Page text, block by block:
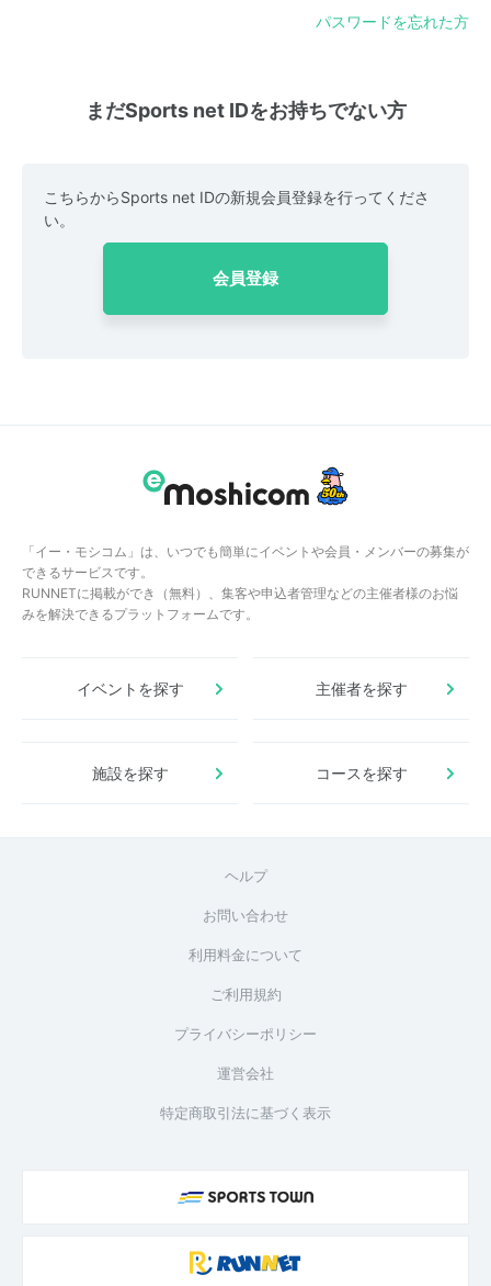
パスワードを忘れた方
まだSports net IDをお持ちでない方
こちらからSports net IDの新規会員登録を行ってくださ
い。
会員登録
「イー・モシコム」は、いつでも簡単にイベントや会員・メンバーの募集が
できるサービスです。
RUNNETに掲載ができ（無料）、集客や申込者管理などの主催者様のお悩
みを解決できるプラットフォームです。
イベントを探す 主催者を探す
施設を探す コースを探す
ヘルプ
お問い合わせ
利用料金について
ご利用規約
プライバシーポリシー
運営会社
特定商取引法に基づく表示